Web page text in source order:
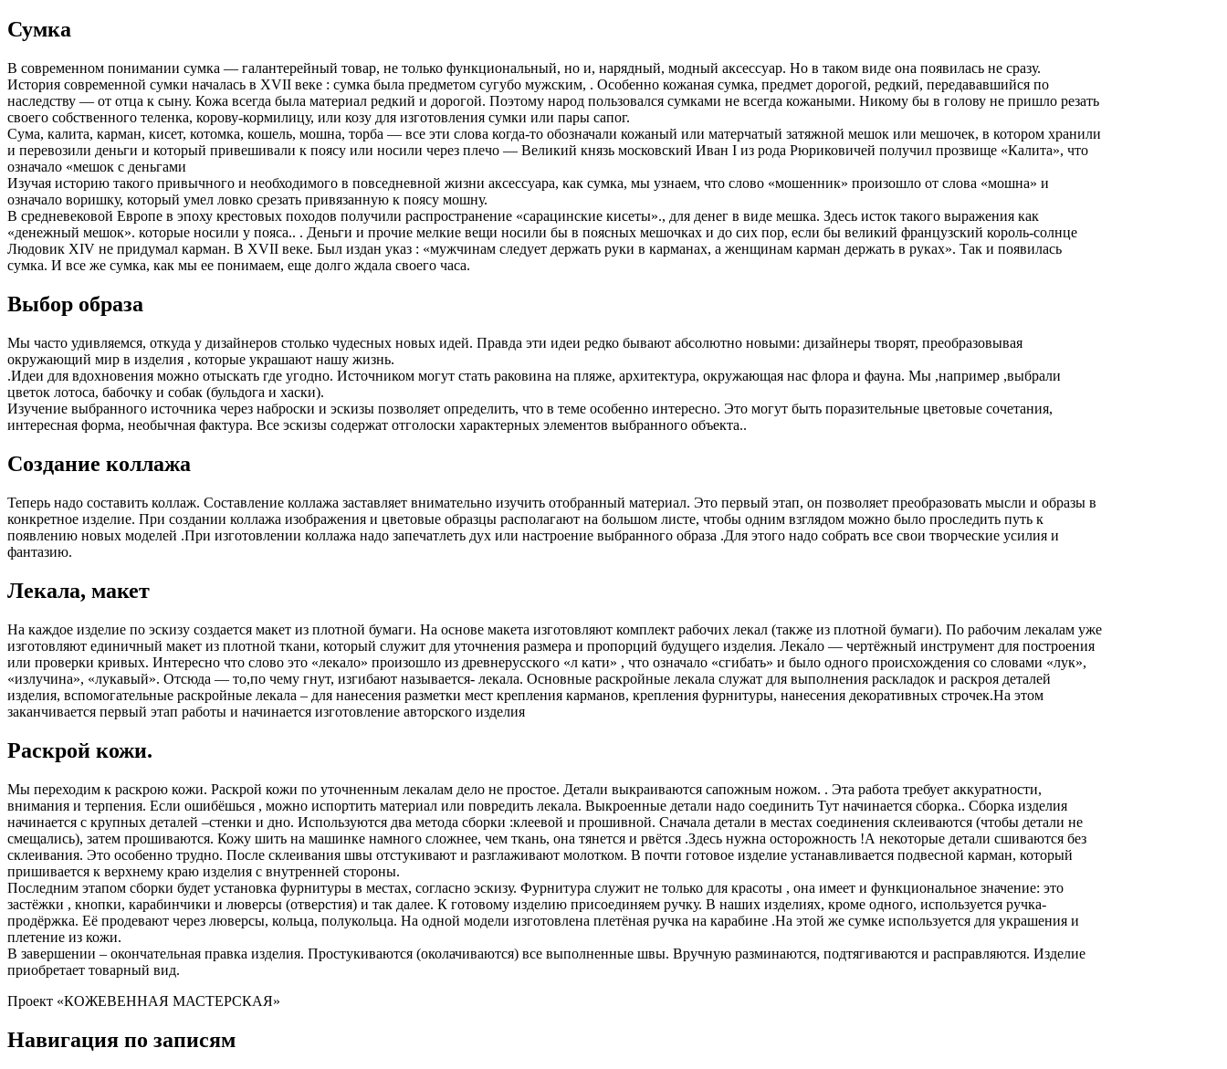
Сумка
В современном понимании сумка — галантерейный товар, не только функциональный, но и, нарядный, модный аксессуар. Но в таком виде она появилась не сразу.
История современной сумки началась в XVII веке : сумка была предметом сугубо мужским, . Особенно кожаная сумка, предмет дорогой, редкий, передававшийся по
наследству — от отца к сыну. Кожа всегда была материал редкий и дорогой. Поэтому народ пользовался сумками не всегда кожаными. Никому бы в голову не пришло резать
своего собственного теленка, корову-кормилицу, или козу для изготовления сумки или пары сапог.
Сума, калита, карман, кисет, котомка, кошель, мошна, торба — все эти слова когда-то обозначали кожаный или матерчатый затяжной мешок или мешочек, в котором хранили
и перевозили деньги и который привешивали к поясу или носили через плечо — Великий князь московский Иван I из рода Рюриковичей получил прозвище «Калита», что
означало «мешок с деньгами
Изучая историю такого привычного и необходимого в повседневной жизни аксессуара, как сумка, мы узнаем, что слово «мошенник» произошло от слова «мошна» и
означало воришку, который умел ловко срезать привязанную к поясу мошну.
В средневековой Европе в эпоху крестовых походов получили распространение «сарацинские кисеты»., для денег в виде мешка. Здесь исток такого выражения как
«денежный мешок». которые носили у пояса.. . Деньги и прочие мелкие вещи носили бы в поясных мешочках и до сих пор, если бы великий французский король-солнце
Людовик XIV не придумал карман. В XVII веке. Был издан указ : «мужчинам следует держать руки в карманах, а женщинам карман держать в руках». Так и появилась
сумка. И все же сумка, как мы ее понимаем, еще долго ждала своего часа.
Выбор образа
Мы часто удивляемся, откуда у дизайнеров столько чудесных новых идей. Правда эти идеи редко бывают абсолютно новыми: дизайнеры творят, преобразовывая
окружающий мир в изделия , которые украшают нашу жизнь.
.Идеи для вдохновения можно отыскать где угодно. Источником могут стать раковина на пляже, архитектура, окружающая нас флора и фауна. Мы ,например ,выбрали
цветок лотоса, бабочку и собак (бульдога и хаски).
Изучение выбранного источника через наброски и эскизы позволяет определить, что в теме особенно интересно. Это могут быть поразительные цветовые сочетания,
интересная форма, необычная фактура. Все эскизы содержат отголоски характерных элементов выбранного объекта..
Создание коллажа
Теперь надо составить коллаж. Составление коллажа заставляет внимательно изучить отобранный материал. Это первый этап, он позволяет преобразовать мысли и образы в
конкретное изделие. При создании коллажа изображения и цветовые образцы располагают на большом листе, чтобы одним взглядом можно было проследить путь к
появлению новых моделей .При изготовлении коллажа надо запечатлеть дух или настроение выбранного образа .Для этого надо собрать все свои творческие усилия и
фантазию.
Лекала, макет
На каждое изделие по эскизу создается макет из плотной бумаги. На основе макета изготовляют комплект рабочих лекал (также из плотной бумаги). По рабочим лекалам уже
изготовляют единичный макет из плотной ткани, который служит для уточнения размера и пропорций будущего изделия. Лека́ло — чертёжный инструмент для построения
или проверки кривых. Интересно что слово это «лекало» произошло из древнерусского «л кати» , что означало «сгибать» и было одного происхождения со словами «лук»,
«излучина», «лукавый». Отсюда — то,по чему гнут, изгибают называется- лекала. Основные раскройные лекала служат для выполнения раскладок и раскроя деталей
изделия, вспомогательные раскройные лекала – для нанесения разметки мест крепления карманов, крепления фурнитуры, нанесения декоративных строчек.На этом
заканчивается первый этап работы и начинается изготовление авторского изделия
Раскрой кожи.
Мы переходим к раскрою кожи. Раскрой кожи по уточненным лекалам дело не простое. Детали выкраиваются сапожным ножом. . Эта работа требует аккуратности,
внимания и терпения. Если ошибёшься , можно испортить материал или повредить лекала. Выкроенные детали надо соединить Тут начинается сборка.. Сборка изделия
начинается с крупных деталей –стенки и дно. Используются два метода сборки :клеевой и прошивной. Сначала детали в местах соединения склеиваются (чтобы детали не
смещались), затем прошиваются. Кожу шить на машинке намного сложнее, чем ткань, она тянется и рвётся .Здесь нужна осторожность !А некоторые детали сшиваются без
склеивания. Это особенно трудно. После склеивания швы отстукивают и разглаживают молотком. В почти готовое изделие устанавливается подвесной карман, который
пришивается к верхнему краю изделия с внутренней стороны.
Последним этапом сборки будет установка фурнитуры в местах, согласно эскизу. Фурнитура служит не только для красоты , она имеет и функциональное значение: это
застёжки , кнопки, карабинчики и люверсы (отверстия) и так далее. К готовому изделию присоединяем ручку. В наших изделиях, кроме одного, используется ручка-
продёржка. Её продевают через люверсы, кольца, полукольца. На одной модели изготовлена плетёная ручка на карабине .На этой же сумке используется для украшения и
плетение из кожи.
В завершении – окончательная правка изделия. Простукиваются (околачиваются) все выполненные швы. Вручную разминаются, подтягиваются и расправляются. Изделие
приобретает товарный вид.
Проект «КОЖЕВЕННАЯ МАСТЕРСКАЯ»
Навигация по записям